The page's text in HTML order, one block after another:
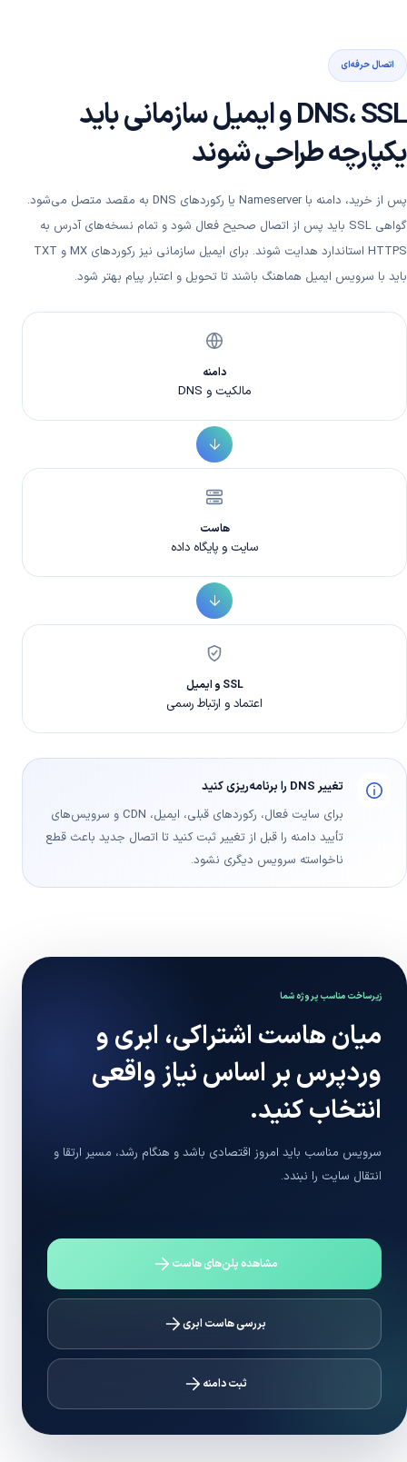
اتصال حرفه‌ای
DNS، SSL و ایمیل سازمانی باید
یکپارچه طراحی شوند
پس از خرید، دامنه با Nameserver یا رکوردهای DNS به مقصد متصل می‌شود.
گواهی SSL باید پس از اتصال صحیح فعال شود و تمام نسخه‌های آدرس به
HTTPS استاندارد هدایت شوند. برای ایمیل سازمانی نیز رکوردهای MX و TXT
باید با سرویس ایمیل هماهنگ باشند تا تحویل و اعتبار پیام بهتر شود.
دامنه
مالکیت و DNS
هاست
سایت و پایگاه داده
SSL و ایمیل
اعتماد و ارتباط رسمی
تغییر DNS را برنامه‌ریزی کنید
برای سایت فعال، رکوردهای قبلی، ایمیل، CDN و سرویس‌های
تأیید دامنه را قبل از تغییر ثبت کنید تا اتصال جدید باعث قطع
ناخواسته سرویس دیگری نشود.
زیرساخت مناسب پروژه شما
میان هاست اشتراکی، ابری و
وردپرس بر اساس نیاز واقعی
انتخاب کنید.
سرویس مناسب باید امروز اقتصادی باشد و هنگام رشد، مسیر ارتقا و
انتقال سایت را نبندد.
مشاهده پلن‌های هاست
بررسی هاست ابری
ثبت دامنه